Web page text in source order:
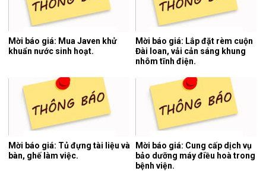
Mời báo giá: Mua Javen khử
khuẩn nước sinh hoạt.
Mời báo giá: Lắp đặt rèm cuộn
Đài loan, vải cản sáng khung
nhôm tĩnh điện.
Mời báo giá: Tủ đựng tài liệu và
bàn, ghế làm việc.
Mời báo giá: Cung cấp dịch vụ
bảo dưỡng máy điều hoà trong
bệnh viện.